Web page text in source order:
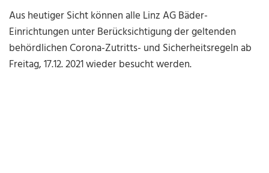
Aus heutiger Sicht können alle Linz AG Bäder-
Einrichtungen unter Berücksichtigung der geltenden
behördlichen Corona-Zutritts- und Sicherheitsregeln ab
Freitag, 17.12. 2021 wieder besucht werden.